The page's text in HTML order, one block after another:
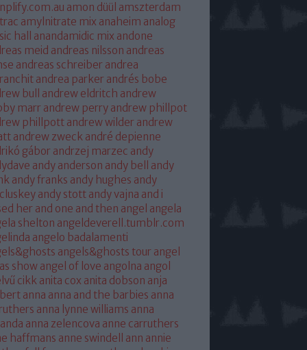
amon düül amszterdam
amylnitrate mix anaheim analog
hall
anandamidic mix andone
meid andreas nilsson andreas
andreas schreiber andrea
andrea parker andrés bobe
bull
andrew eldritch andrew
marr andrew perry andrew phillpot
phillpott andrew wilder andrew
andrew zweck andré depienne
gábor andrzej marzec andy
andy anderson andy bell
andy
andy franks andy hughes andy
andy stott andy vajna and i
her and one and then angel angela
shelton angeldeverell.tumblr.com
angelo badalamenti
angels&ghosts tour angel
show angel of love angolna angol
cikk anita cox anita dobson anja
anna anna and the barbies anna
anna lynne williams anna
anna zelencova anne carruthers
haffmans anne swindell
ann annie